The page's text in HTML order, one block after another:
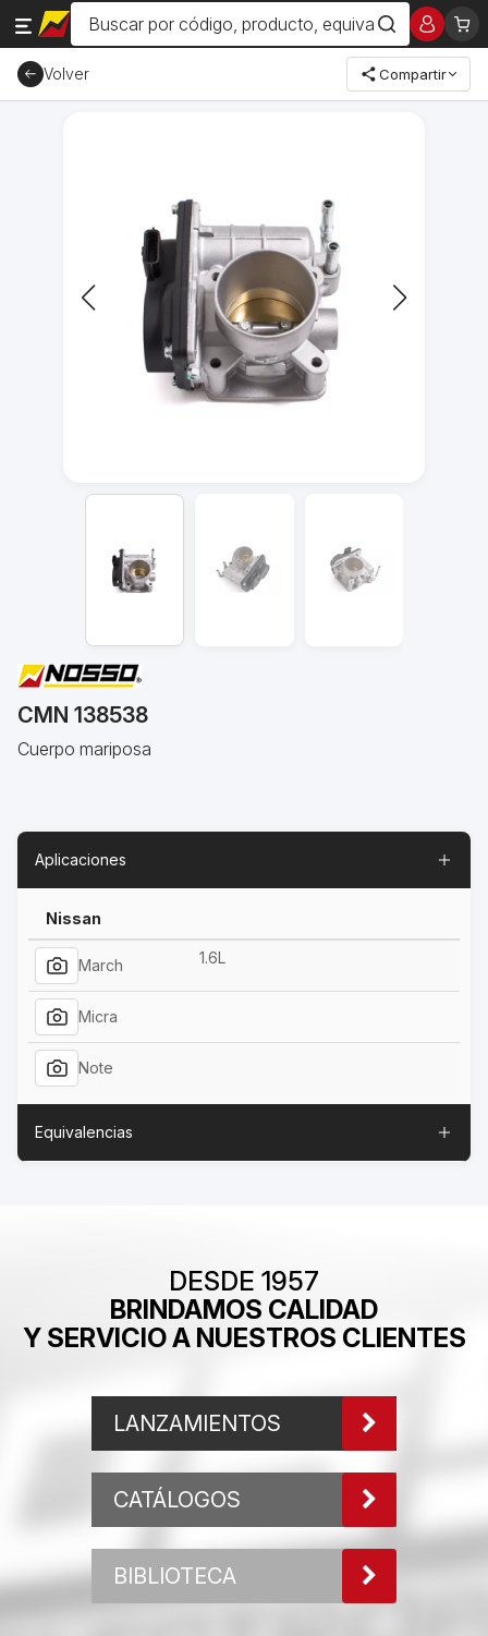
Volver Compartir
CMN 138538
Cuerpo mariposa
Aplicaciones
Nissan
March 1.6L
Micra
Note
Equivalencias
DESDE 1957
BRINDAMOS CALIDAD
Y SERVICIO A NUESTROS CLIENTES
LANZAMIENTOS
CATÁLOGOS
BIBLIOTECA